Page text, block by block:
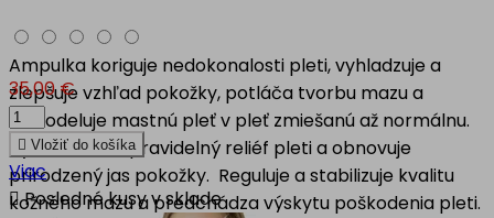
Ampulka koriguje nedokonalosti pleti, vyhladzuje a
zlepšuje vzhľad pokožky, potláča tvorbu mazu a
remodeluje mastnú pleť v pleť zmiešanú až normálnu.
Vyrovnáva nepravidelný reliéf pleti a obnovuje
prirodzený jas pokožky. Reguluje a stabilizuje kvalitu
kožného mazu a predchádza výskytu poškodenia pleti.
35,00 €
 Vložiť do košíka
Viac
Posledné kusy v sklade